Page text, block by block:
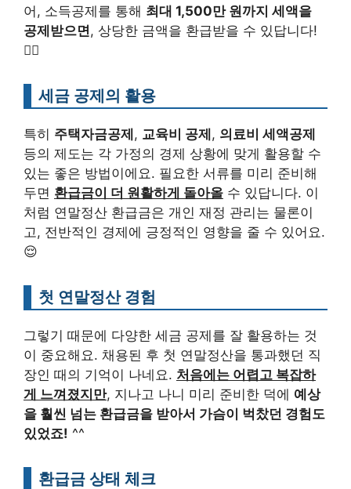
어, 소득공제를 통해 최대 1,500만 원까지 세액을
공제받으면, 상당한 금액을 환급받을 수 있답니다!
😵‍💫
세금 공제의 활용
특히 주택자금공제, 교육비 공제, 의료비 세액공제
등의 제도는 각 가정의 경제 상황에 맞게 활용할 수
있는 좋은 방법이에요. 필요한 서류를 미리 준비해
두면 환급금이 더 원활하게 돌아올 수 있답니다. 이
처럼 연말정산 환급금은 개인 재정 관리는 물론이
고, 전반적인 경제에 긍정적인 영향을 줄 수 있어요.
😌
첫 연말정산 경험
그렇기 때문에 다양한 세금 공제를 잘 활용하는 것
이 중요해요. 채용된 후 첫 연말정산을 통과했던 직
장인 때의 기억이 나네요. 처음에는 어렵고 복잡하
게 느껴졌지만, 지나고 나니 미리 준비한 덕에 예상
을 훨씬 넘는 환급금을 받아서 가슴이 벅찼던 경험도
있었죠! ^^
환급금 상태 체크